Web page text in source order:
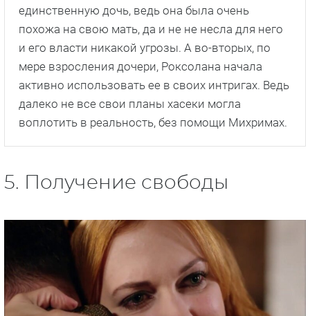
единственную дочь, ведь она была очень
похожа на свою мать, да и не не несла для него
и его власти никакой угрозы. А во-вторых, по
мере взросления дочери, Роксолана начала
активно использовать ее в своих интригах. Ведь
далеко не все свои планы хасеки могла
воплотить в реальность, без помощи Михримах.
5. Получение свободы